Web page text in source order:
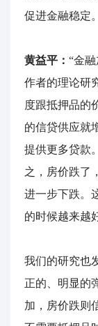
促进金融稳定
黄益平： “金
作者的理论研
度跟抵押品的
的信贷供应就
提供更多贷款
之，房价跌了
进一步下跌。
的时候越来越
我们的研究也
正的、明显的
加，房价跌则